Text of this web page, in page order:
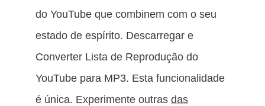
do YouTube que combinem com o seu
estado de espírito. Descarregar e
Converter Lista de Reprodução do
YouTube para MP3. Esta funcionalidade
é única. Experimente outras das